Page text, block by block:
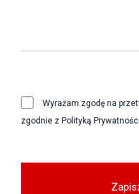
Wyrażam zgodę na
zgodnie z Polityką